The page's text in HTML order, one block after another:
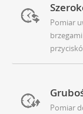
Pomiar
Pomiar